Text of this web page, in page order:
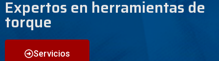
Expertos en herramientas de
torque
Servicios